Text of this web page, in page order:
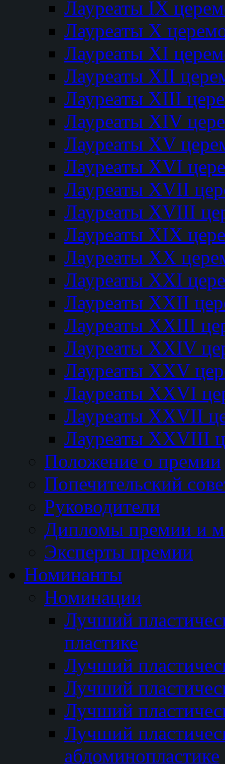
Лауреаты IX
Лауреаты Х
Лауреаты XI
Лауреаты XII
Лауреаты XIII
Лауреаты XIV
Лауреаты XV
Лауреаты XVI
Лауреаты XVII
Лауреаты XVIII
Лауреаты XIX
Лауреаты XX
Лауреаты XXI
Лауреаты XXII
Лауреаты XXIII
Лауреаты XXIV
Лауреаты XXV
Лауреаты XXVI
Лауреаты XXVII
Лауреаты XXVIII
Положение о премии
Попечительский
Руководители
Дипломы премии и
Эксперты премии
Номинанты
Номинации
Лучший
пластике
Лучший
Лучший
Лучший
Лучший
абдоминопластике